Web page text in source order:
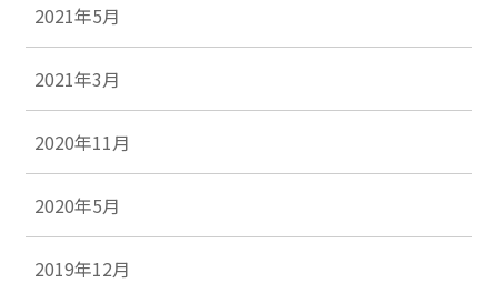
2021年5月
2021年3月
2020年11月
2020年5月
2019年12月